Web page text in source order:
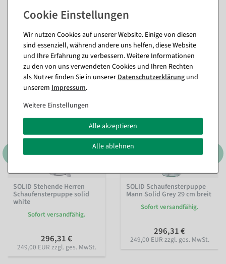
Passende Artikel zu diesem Produkt
(8)
SOLID Stehende Herren
Schaufensterpuppe solid
white
Sofort versandfähig.
296,31 €
249,00 EUR zzgl. ges. MwSt.
SOLID Schaufensterpuppe
Mann Solid Grey 29 cm breit
Sofort versandfähig.
296,31 €
249,00 EUR zzgl. ges. MwSt.
Wir nutzen Cookies auf unserer Website. Einige von diesen
sind essenziell, während andere uns helfen, diese Website
und Ihre Erfahrung zu verbessern. Weitere Informationen
zu den von uns verwendeten Cookies und Ihren Rechten
als Nutzer finden Sie in unsererDaten­schutz­erklärung und
unserem Impressum.
Weitere Einstellungen
Alle akzeptieren
Alle ablehnen